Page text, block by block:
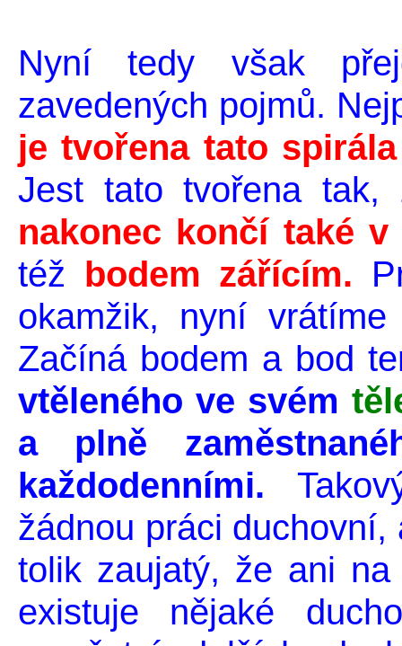
Nyní tedy však
zavedených pojmů.
je tvořena tato
Jest tato tvořena
nakonec končí také v
též bodem zářícím.
okamžik, nyní
Začíná bodem a bod
vtěleného ve svém
a plně
každodenními.
žádnou práci
tolik zaujatý, že ani
existuje nějaké